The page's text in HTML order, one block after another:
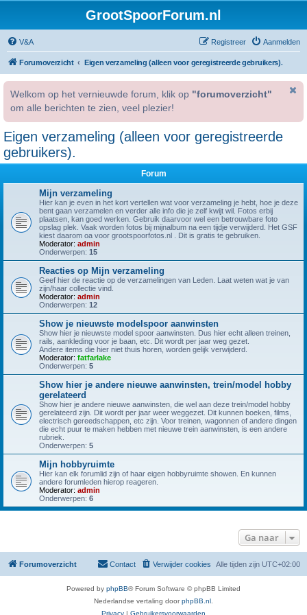
GrootSpoorForum.nl
V&A Aanmelden
Registreer
Forumoverzicht Eigen verzameling (alleen voor geregistreerde gebruikers).
Welkom op het vernieuwde forum, klik op "forumoverzicht"
om alle berichten te zien, veel plezier!
Eigen verzameling (alleen voor geregistreerde
gebruikers).
Forum
Mijn verzameling
Hier kan je even in het kort vertellen wat voor verzameling je hebt, hoe je deze
bent gaan verzamelen en verder alle info die je zelf kwijt wil. Fotos erbij
plaatsen, kan goed werken. Gebruik daarvoor wel een betrouwbare foto
opslag plek. Vaak worden fotos bij mijnalbum na een tijdje verwijderd. Het GSF
kiest daarom oa voor grootspoorfotos.nl . Dit is gratis te gebruiken.
Moderator: admin
Onderwerpen: 15
Reacties op Mijn verzameling
Geef hier de reactie op de verzamelingen van Leden. Laat weten wat je van
zijn/haar collectie vind.
Moderator: admin
Onderwerpen: 12
Show je nieuwste modelspoor aanwinsten
Show hier je nieuwste model spoor aanwinsten. Dus hier echt alleen treinen,
rails, aankleding voor je baan, etc. Dit wordt per jaar weg gezet.
Andere items die hier niet thuis horen, worden gelijk verwijderd.
Moderator: fatfarlake
Onderwerpen: 5
Show hier je andere nieuwe aanwinsten, trein/model hobby
gerelateerd
Show hier je andere nieuwe aanwinsten, die wel aan deze trein/model hobby
gerelateerd zijn. Dit wordt per jaar weer weggezet. Dit kunnen boeken, films,
electrisch gereedschappen, etc zijn. Voor treinen, wagonnen of andere dingen
die echt puur te maken hebben met nieuwe trein aanwinsten, is een andere
rubriek.
Onderwerpen: 5
Mijn hobbyruimte
Hier kan elk forumlid zijn of haar eigen hobbyruimte showen. En kunnen
andere forumleden hierop reageren.
Moderator: admin
Onderwerpen: 6
Ga naar
Forumoverzicht Alle tijden zijn UTC+02:00
Verwijder cookies
Contact
Powered by phpBB® Forum Software © phpBB Limited
Nederlandse vertaling doorphpBB.nl
Privacy | Gebruikersvoorwaarden